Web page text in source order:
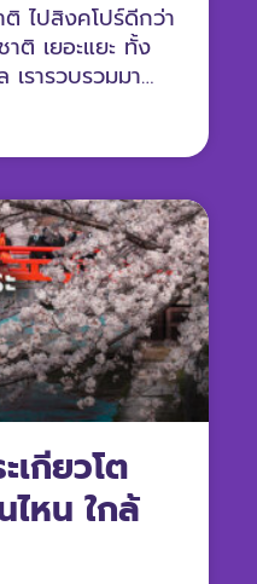
ไปสิงคโปร์ดีกว่า
ติ เยอะแยะ ทั้ง
เรารวบรวมมา
เกียวโต
ไหน ใกล้